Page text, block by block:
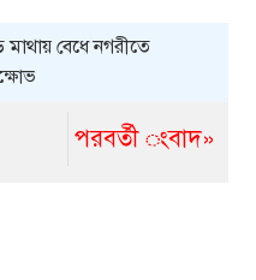
বেধে নগরীতে
পরবর্তী ংবাদ»